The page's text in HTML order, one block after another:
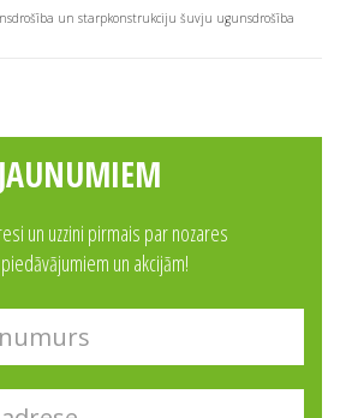
un starpkonstrukciju šuvju ugunsdrošība
un uzzini pirmais par nozares
un akcijām!